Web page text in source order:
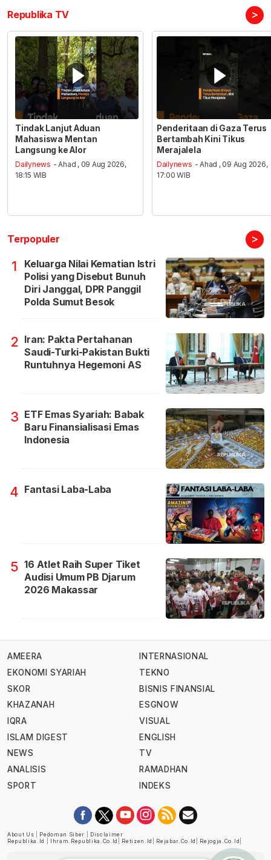
Republika TV >
Tindak Lanjut Aduan
Mahasiswa Mentan
Langsung ke Alor
Dailynews - Ahad , 09 Aug 2026,
18:15 WIB
Penderitaan di Gaza Terus
Bertambah Kini Tikus
Merajalela
Dailynews - Ahad , 09 Aug 2026,
17:00 WIB
Terpopuler >
1
Keluarga Nilai Kematian Istri
Polisi yang Disebut Bunuh
Diri Janggal, DPR Panggil
Polda Sumut Besok
2 Iran: Pakta Pertahanan
Saudi-Turki-Pakistan Bukti
Runtuhnya Hegemoni AS
3 ETF Emas Syariah: Babak
Baru Finansialisasi Emas
Indonesia
4 Fantasi Laba-Laba
5 16 Atlet Raih Super Tiket
Audisi Umum PB Djarum
2026 Makassar
AMEERA
EKONOMI SYARIAH
SKOR
KHAZANAH
IQRA
ISLAM DIGEST
NEWS
ANALISIS
SPORT
INTERNASIONAL
TEKNO
BISNIS FINANSIAL
ESGNOW
VISUAL
ENGLISH
TV
RAMADHAN
INDEKS
About Us Pedoman Siber
Disclaimer
Republika.id
Ihram.republika.co.id Retizen.id Rejabar.co.id Rejogja.co.id